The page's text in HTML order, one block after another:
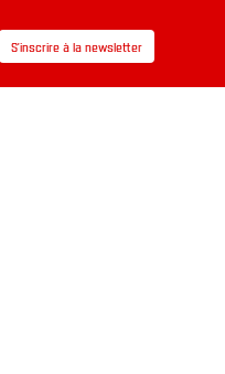
S’inscrire à la newsletter